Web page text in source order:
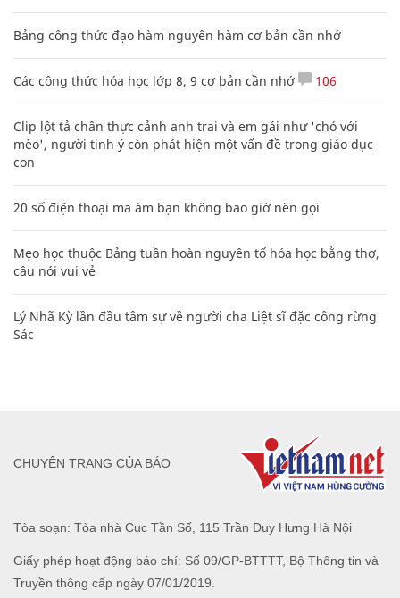
Bảng công thức đạo hàm nguyên hàm cơ bản cần nhớ
Các công thức hóa học lớp 8, 9 cơ bản cần nhớ 106
Clip lột tả chân thực cảnh anh trai và em gái như 'chó với
mèo', người tinh ý còn phát hiện một vấn đề trong giáo dục
con
20 số điện thoại ma ám bạn không bao giờ nên gọi
Mẹo học thuộc Bảng tuần hoàn nguyên tố hóa học bằng thơ,
câu nói vui vẻ
Lý Nhã Kỳ lần đầu tâm sự về người cha Liệt sĩ đặc công rừng
Sác
Tòa soạn: Tòa nhà Cục Tần Số, 115 Trần Duy Hưng Hà Nội
Giấy phép hoạt động báo chí: Số 09/GP-BTTTT, Bộ Thông tin và
Truyền thông cấp ngày 07/01/2019.
CHUYÊN TRANG CỦA BÁO